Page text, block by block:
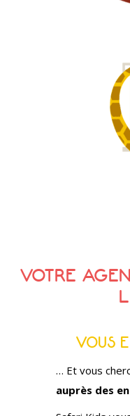
VOTRE
VOUS
… Et vous
auprès des